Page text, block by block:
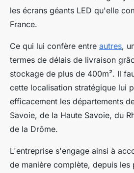
les écrans géants LED qu'elle
France.
Ce qui lui confère entre autres,
termes de délais de livraison
stockage de plus de 400m². Il
cette localisation stratégique lui
efficacement les départements
Savoie, de la Haute Savoie, du
de la Drôme.
L'entreprise s'engage ainsi à
de manière complète, depuis les